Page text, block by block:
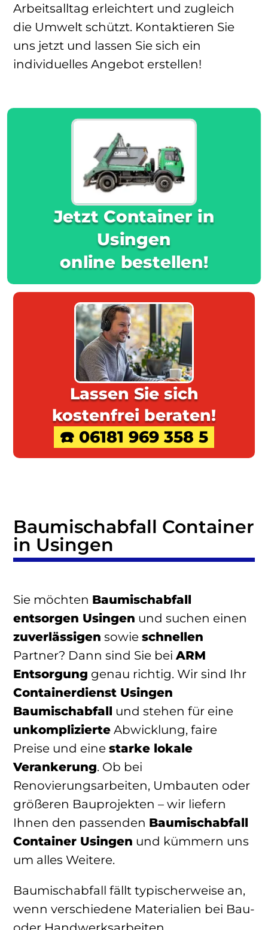
Arbeitsalltag erleichtert und zugleich
die Umwelt schützt. Kontaktieren Sie
uns jetzt und lassen Sie sich ein
individuelles Angebot erstellen!
Jetzt Container in
Usingen
online bestellen!
Lassen Sie sich
kostenfrei beraten!
☎️ 06181 969 358 5
Baumischabfall Container
in Usingen
Sie möchten Baumischabfall
entsorgen Usingen und suchen einen
zuverlässigen sowie schnellen
Partner? Dann sind Sie bei ARM
Entsorgung genau richtig. Wir sind Ihr
Containerdienst Usingen
Baumischabfall und stehen für eine
unkomplizierte Abwicklung, faire
Preise und eine starke lokale
Verankerung. Ob bei
Renovierungsarbeiten, Umbauten oder
größeren Bauprojekten – wir liefern
Ihnen den passenden Baumischabfall
Container Usingen und kümmern uns
um alles Weitere.
Baumischabfall fällt typischerweise an,
wenn verschiedene Materialien bei Bau-